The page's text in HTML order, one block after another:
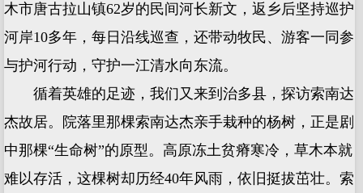
木市唐古拉山镇62岁的民间河长新文，返乡后坚持巡护
河岸10多年，每日沿线巡查，还带动牧民、游客一同参
与护河行动，守护一江清水向东流。
循着英雄的足迹，我们又来到治多县，探访索南达
杰故居。院落里那棵索南达杰亲手栽种的杨树，正是剧
中那棵“生命树”的原型。高原冻土贫瘠寒冷，草木本就
难以存活，这棵树却历经40年风雨，依旧挺拔茁壮。索